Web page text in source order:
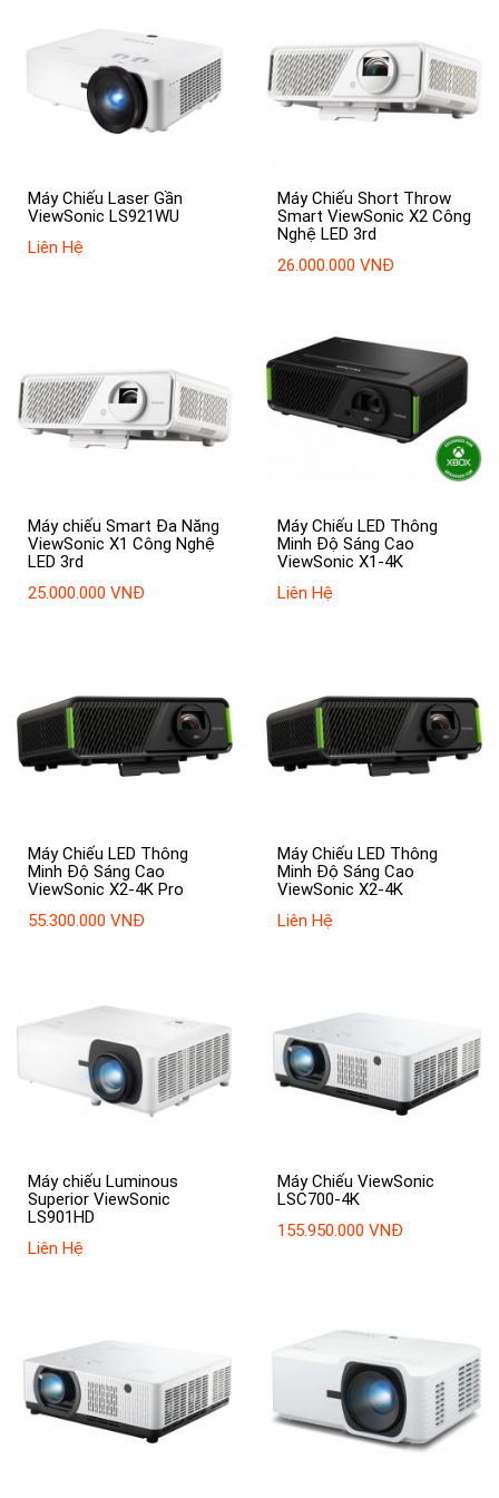
Máy Chiếu Laser Gần
ViewSonic LS921WU
Liên Hệ
Máy Chiếu Short Throw
Smart ViewSonic X2 Công
Nghệ LED 3rd
26.000.000 VNĐ
Máy chiếu Smart Đa Năng
ViewSonic X1 Công Nghệ
LED 3rd
25.000.000 VNĐ
Máy Chiếu LED Thông
Minh Độ Sáng Cao
ViewSonic X1-4K
Liên Hệ
Máy Chiếu LED Thông
Minh Độ Sáng Cao
ViewSonic X2-4K Pro
55.300.000 VNĐ
Máy Chiếu LED Thông
Minh Độ Sáng Cao
ViewSonic X2-4K
Liên Hệ
Máy chiếu Luminous
Superior ViewSonic
LS901HD
Liên Hệ
Máy Chiếu ViewSonic
LSC700-4K
155.950.000 VNĐ